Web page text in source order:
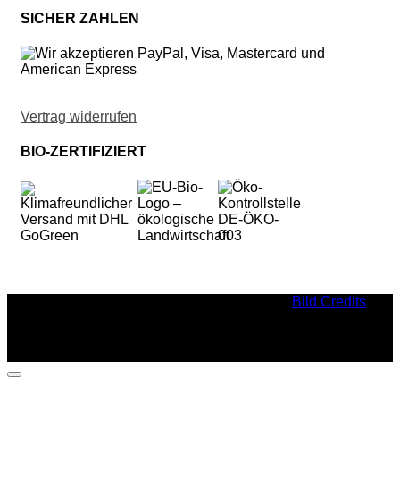
SICHER ZAHLEN
Vertrag widerrufen
BIO-ZERTIFIZIERT
Bild Credits